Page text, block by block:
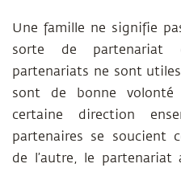
Une famille ne signifie
sorte de partenariat
partenariats ne sont
sont de bonne
certaine direction
partenaires se soucient
de l’autre, le